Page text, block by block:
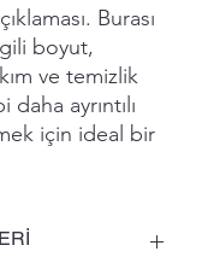
Burası
boyut,
ve temizlik
ayrıntılı
için ideal bir